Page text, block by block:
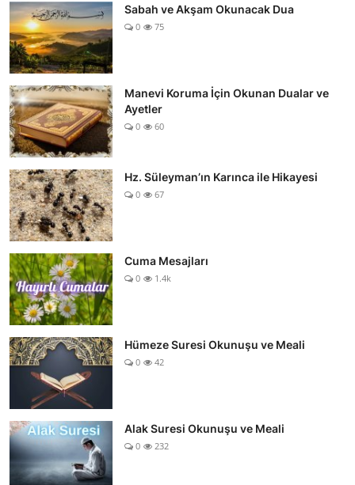
Sabah ve Akşam Okunacak Dua
0 75
Manevi Koruma İçin Okunan Dualar ve
Ayetler
0 60
Hz. Süleyman’ın Karınca ile Hikayesi
0 67
Cuma Mesajları
0 1.4k
Hümeze Suresi Okunuşu ve Meali
0 42
Alak Suresi Okunuşu ve Meali
0 232